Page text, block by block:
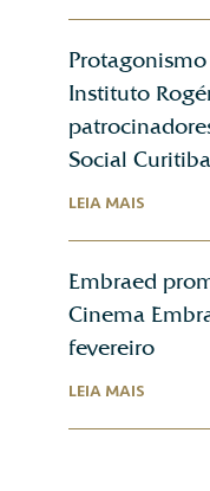
Instituto
Social Curitiba
LEIA MAIS
Embraed
Cinema
fevereiro
LEIA MAIS